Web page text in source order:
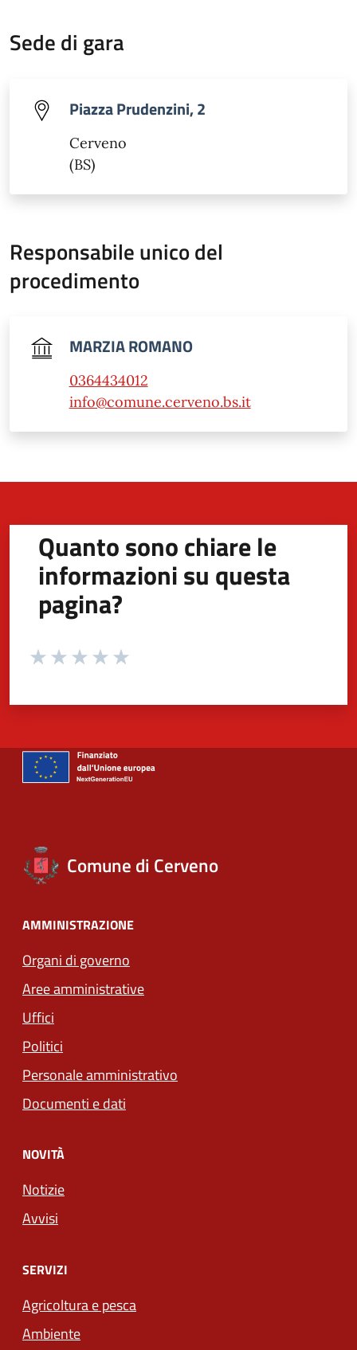
Sede di gara
Piazza Prudenzini, 2
Cerveno
(BS)
Responsabile unico del
procedimento
MARZIA ROMANO
0364434012
info@comune.cerveno.bs.it
Quanto sono chiare le
informazioni su questa
pagina?
Valuta da 1 a 5 stelle la pagina
Comune di Cerveno
AMMINISTRAZIONE
Organi di governo
Aree amministrative
Uffici
Politici
Personale amministrativo
Documenti e dati
NOVITÀ
Notizie
Avvisi
SERVIZI
Agricoltura e pesca
Ambiente